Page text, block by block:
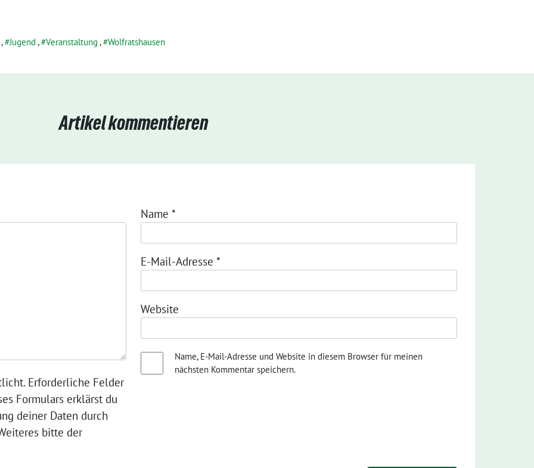
, Jugend , Veranstaltung , Wolfratshausen
Artikel kommentieren
Erforderliche Felder
Formulars erklärst du
deiner Daten durch
bitte der
Name *
E-Mail-Adresse *
Website
Name, E-Mail-Adresse und Website in diesem Browser für meinen
nächsten Kommentar speichern.